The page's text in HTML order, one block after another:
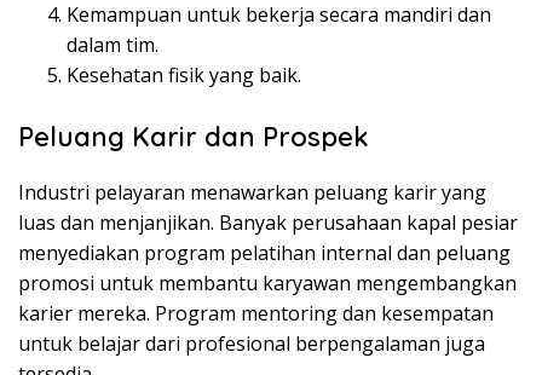
Kemampuan untuk bekerja secara mandiri dan
dalam tim.
Kesehatan fisik yang baik.
Peluang Karir dan Prospek
Industri pelayaran menawarkan peluang karir yang
luas dan menjanjikan. Banyak perusahaan kapal pesiar
menyediakan program pelatihan internal dan peluang
promosi untuk membantu karyawan mengembangkan
karier mereka. Program mentoring dan kesempatan
untuk belajar dari profesional berpengalaman juga